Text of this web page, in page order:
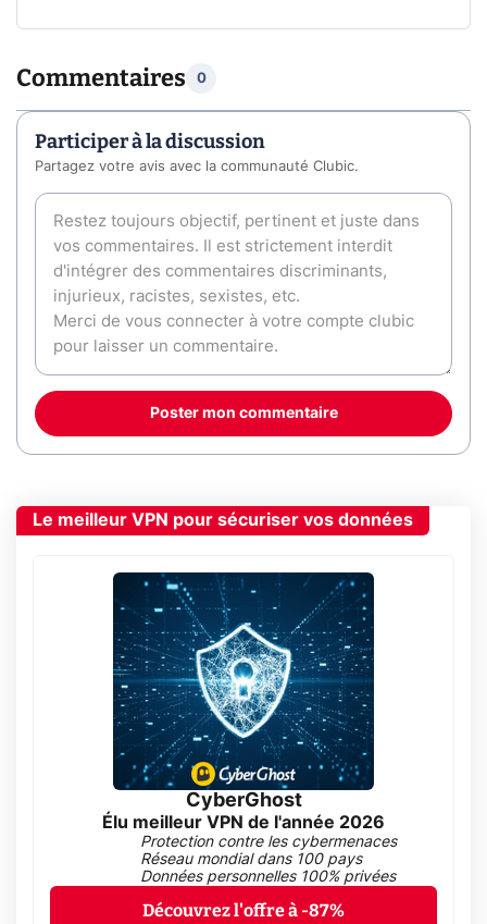
Commentaires 0
Participer à la discussion
Partagez votre avis avec la communauté Clubic.
Poster mon commentaire
Le meilleur VPN pour sécuriser vos données
CyberGhost
Élu meilleur VPN de l'année 2026
Protection contre les cybermenaces
Réseau mondial dans 100 pays
Données personnelles 100% privées
Découvrez l'offre à -87%